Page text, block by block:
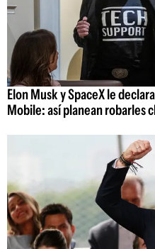
Elon Musk y SpaceX le
Mobile: así planean robarles